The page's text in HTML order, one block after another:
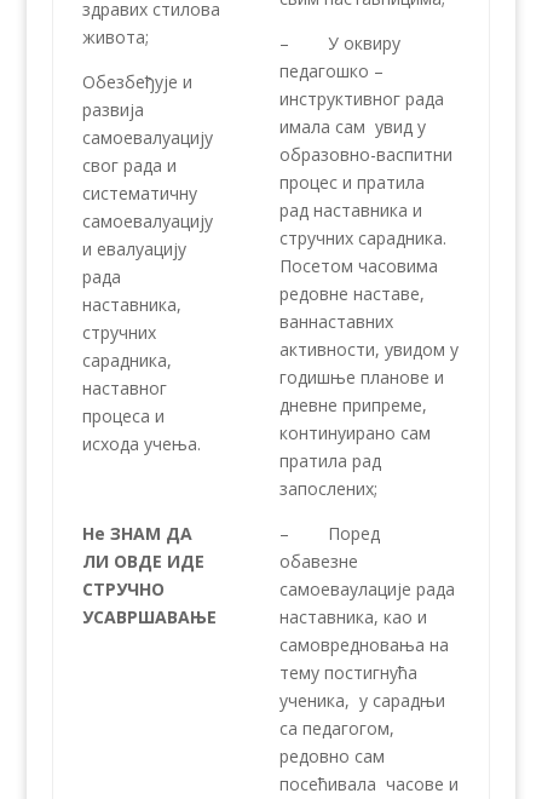
здравих стилова
живота;
Обезбеђује и
развија
самоевалуацију
свог рада и
систематичну
самоевалуацију
и евалуацију
рада
наставника,
стручних
сарадника,
наставног
процеса и
исхода учења.
Не ЗНАМ ДА
ЛИ ОВДЕ ИДЕ
СТРУЧНО
УСАВРШАВАЊЕ
– У оквиру
педагошко –
инструктивног рада
имала сам увид у
образовно-васпитни
процес и пратила
рад наставника и
стручних сарадника.
Посетом часовима
редовне наставе,
ваннаставних
активности, увидом у
годишње планове и
дневне припреме,
континуирано сам
пратила рад
запослених;
– Поред
обавезне
самоеваулације рада
наставника, као и
самовредновања на
тему постигнућа
ученика, у сарадњи
са педагогом,
редовно сам
посећивалa часове и